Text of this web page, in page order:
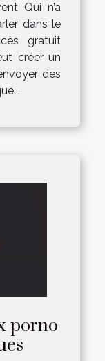
Qui n’a
dans le
gratuit
créer un
des
porno